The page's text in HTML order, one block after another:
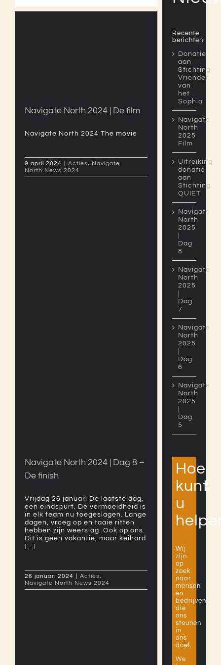
Navigate North 2024 | De film
Navigate North 2024 The movie
9 april 2024 Acties,
Navigate
North News 2024
Navigate North 2024 | Dag 8 –
De finish
Vrijdag 26 januari De laatste dag,
een eindspurt. De vermoeidheid is
in elk team nu toegeslagen. Lange
dagen, vroeg op en taaie ritten
hebben zijn weerslag. Ook op ons.
Dit is geen vakantie, maar keihard
[...]
26 januari 2024 Acties,
Navigate North News 2024
Recente
berichten
Donatie
aan
Stichting
Vrienden
van
het
Sophia
Navigate
North
2025
Film
Uitreiking
donatie
aan
Stichting
QUIET
Navigate
North
2025
Dag
8
Navigate
North
2025
Dag
7
Navigate
North
2025
Dag
6
Navigate
North
2025
Dag
5
Hoe
kunt
u
Wij
zijn
op
zoek
naar
mensen
en
bedrijven
die
ons
steunen
in
ons
doel.
We